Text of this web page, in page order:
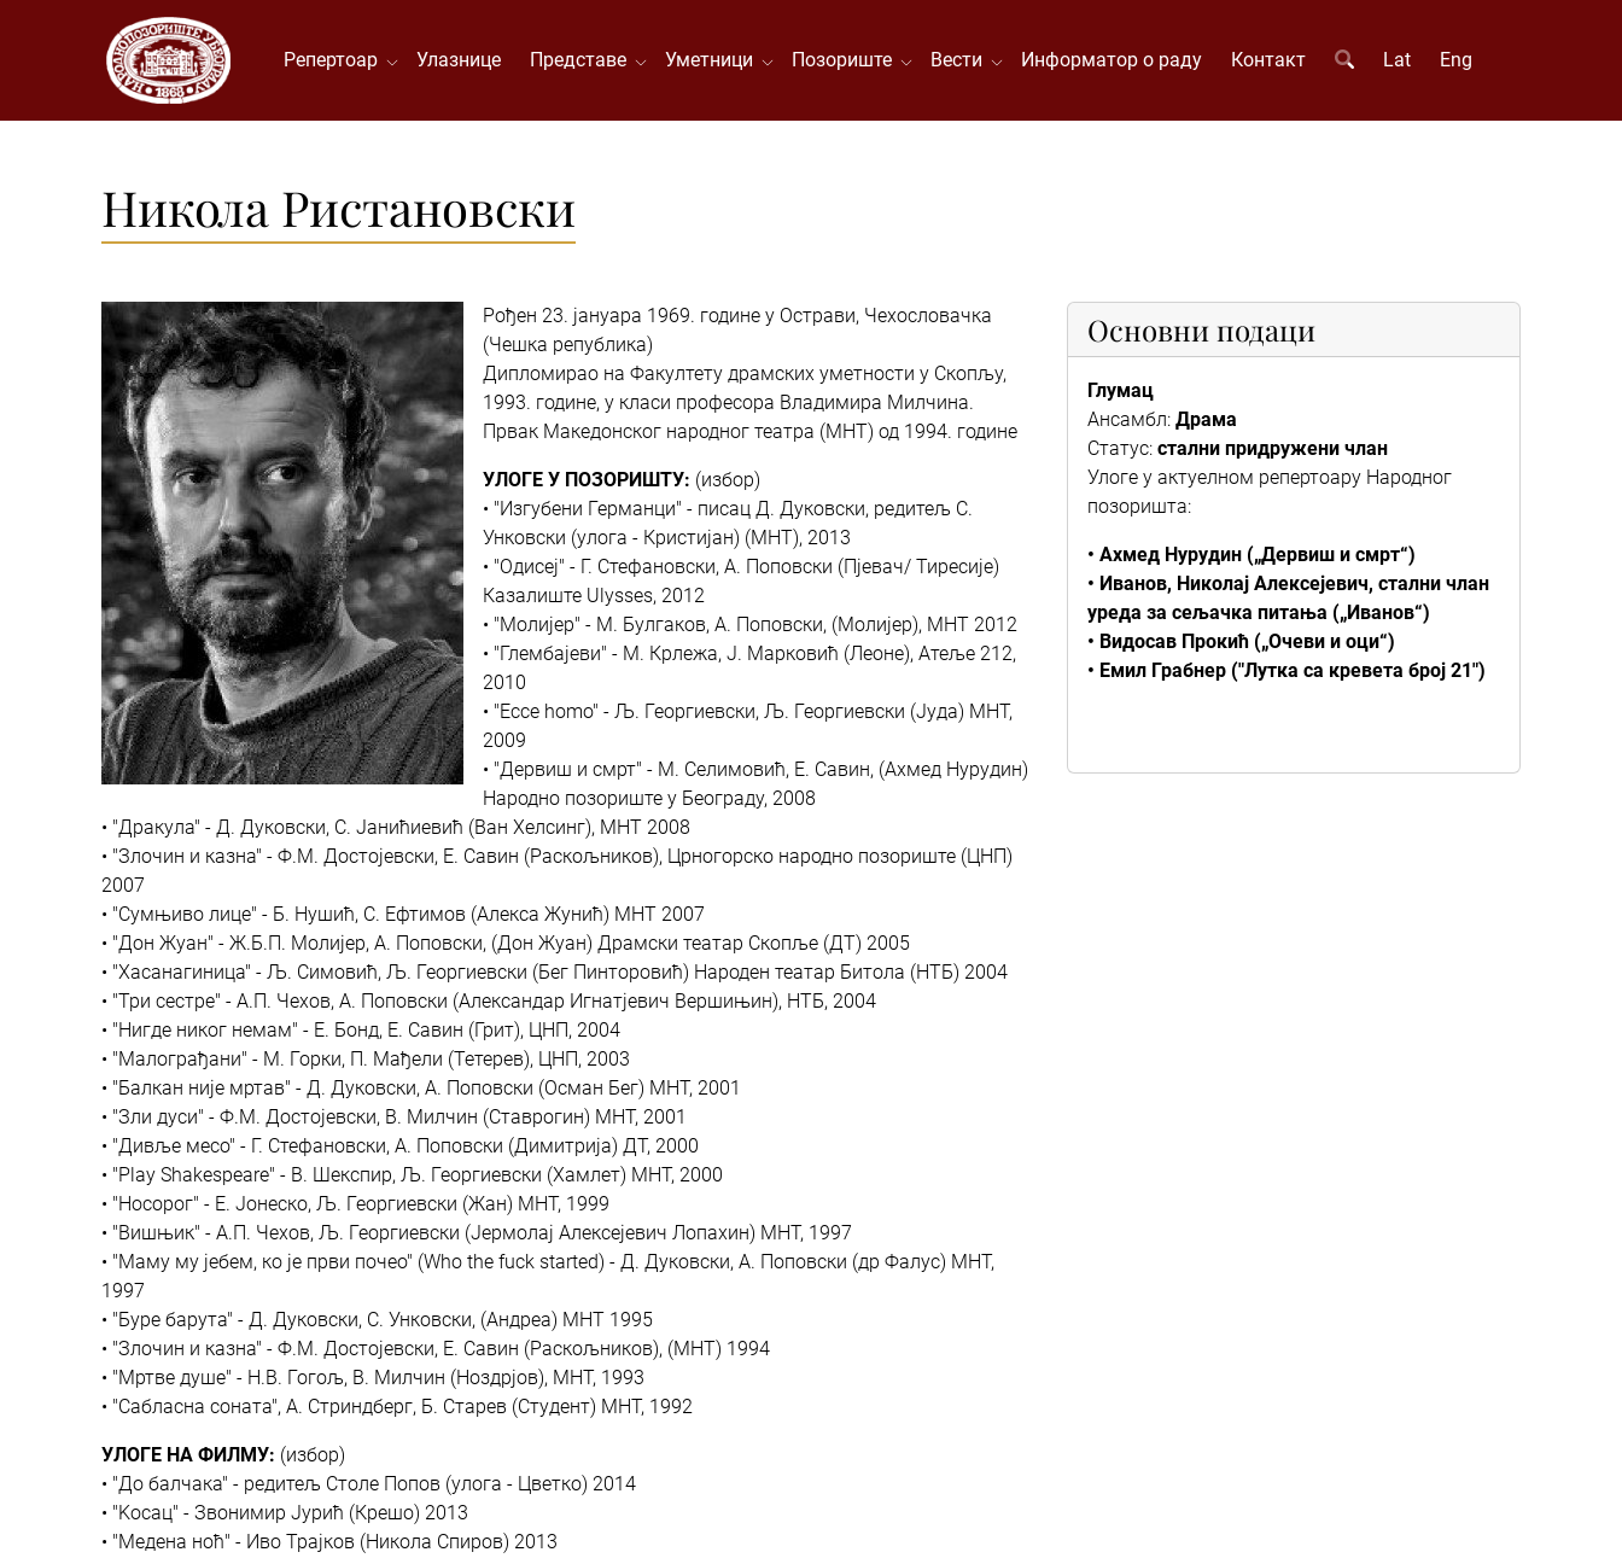
Репертоар Улазнице Представе Уметници Позориште Вести Информатор о раду Контакт Lat Eng
Никола Ристановски
Рођен 23. јануара 1969. године у Острави, Чехословачка
(Чешка република)
Дипломирао на Факултету драмских уметности у Скопљу,
1993. године, у класи професора Владимира Милчина.
Првак Македонског народног театра (МНТ) од 1994. године
УЛОГЕ У ПОЗОРИШТУ: (избор)
• "Изгубени Германци" - писац Д. Дуковски, редитељ С.
Унковски (улога - Кристијан) (МНТ), 2013
• "Одисеј" - Г. Стефановски, А. Поповски (Пјевач/ Тиресије)
Казалиште Ulysses, 2012
• "Молијер" - М. Булгаков, А. Поповски, (Молијер), МНТ 2012
• "Глембајеви" - М. Крлежа, Ј. Марковић (Леоне), Атеље 212,
2010
• "Ecce homo" - Љ. Георгиевски, Љ. Георгиевски (Јуда) МНТ,
2009
• "Дервиш и смрт" - М. Селимовић, Е. Савин, (Ахмед Нурудин)
Народно позориште у Београду, 2008
• "Дракула" - Д. Дуковски, С. Јанићиевић (Ван Хелсинг), МНТ 2008
• "Злочин и казна" - Ф.М. Достојевски, Е. Савин (Раскољников), Црногорско народно позориште (ЦНП)
2007
• "Сумњиво лице" - Б. Нушић, С. Ефтимов (Алекса Жунић) МНТ 2007
• "Дон Жуан" - Ж.Б.П. Молијер, А. Поповски, (Дон Жуан) Драмски театар Скопље (ДТ) 2005
• "Хасанагиница" - Љ. Симовић, Љ. Георгиевски (Бег Пинторовић) Народен театар Битола (НТБ) 2004
• "Три сестре" - А.П. Чехов, А. Поповски (Александар Игнатјевич Вершињин), НТБ, 2004
• "Нигде никог немам" - Е. Бонд, Е. Савин (Грит), ЦНП, 2004
• "Малограђани" - М. Горки, П. Мађели (Тетерев), ЦНП, 2003
• "Балкан није мртав" - Д. Дуковски, А. Поповски (Осман Бег) МНТ, 2001
• "Зли дуси" - Ф.М. Достојевски, В. Милчин (Ставрогин) МНТ, 2001
• "Дивље месо" - Г. Стефановски, А. Поповски (Димитрија) ДТ, 2000
• "Play Shakespeare" - В. Шекспир, Љ. Георгиевски (Хамлет) МНТ, 2000
• "Носорог" - Е. Јонеско, Љ. Георгиевски (Жан) МНТ, 1999
• "Вишњик" - А.П. Чехов, Љ. Георгиевски (Јермолај Алексејевич Лопахин) МНТ, 1997
• "Mаму му јебем, ко је први почео" (Who the fuck started) - Д. Дуковски, А. Поповски (др Фалус) МНТ,
1997
• "Буре барута" - Д. Дуковски, С. Унковски, (Андреа) МНТ 1995
• "Злочин и казна" - Ф.М. Достојевски, Е. Савин (Раскољников), (МНТ) 1994
• "Мртве душе" - Н.В. Гогољ, В. Милчин (Ноздрјов), МНТ, 1993
• "Сабласна соната", А. Стриндберг, Б. Старев (Студент) МНТ, 1992
УЛОГЕ НА ФИЛМУ: (избор)
• "До балчака" - редитељ Столе Попов (улога - Цветко) 2014
• "Kосац" - Звонимир Јурић (Крешо) 2013
• "Медена ноћ" - Иво Трајков (Никола Спиров) 2013
Основни подаци
Глумац
Ансамбл: Драма
Статус: стални придружени члан
Улоге у актуелном репертоару Народног
позоришта:
• Ахмед Нурудин („Дервиш и смрт“)
• Иванов, Николај Алексејевич, стални члан
уреда за сељачка питања („Иванов“)
• Видосав Прокић („Очеви и оци“)
• Емил Грабнер ("Лутка са кревета број 21")